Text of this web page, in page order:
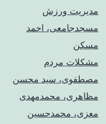
مدیریت ورزش
مسجدجامعی، احمد
مسکن
مشکلات مردم
مصطفوی، سید محسن
مظاهری، محمدمهدی
معزی، محمدحسین